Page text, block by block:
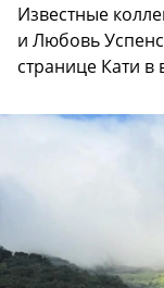
Известные
и Любовь
странице Кати в